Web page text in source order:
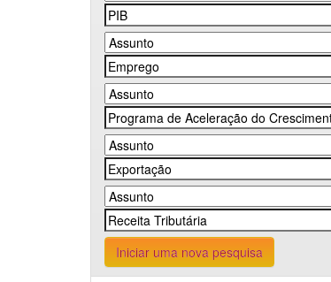
Iniciar uma nova pesquisa